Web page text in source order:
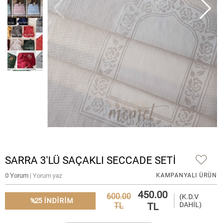
SARRA 3'LÜ SAÇAKLI SECCADE SETİ
0 Yorum | Yorum yaz KAMPANYALI ÜRÜN
%25 INDIRIM
600.00
TL
450.00
TL
(K.D.V
DAHİL)